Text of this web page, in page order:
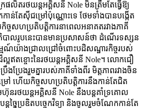
ផលិតរថយន្តអគ្គិសនី Nole មិនត្រឹមតែធ្វើឱ្យ
កាន់តែស៊ីជម្រៅប៉ុណ្ណោះទេ ថែមទាំងបានបង្កើត
ច្ចសហប្រតិបត្តិការនាពេលអនាគតរវាងភាគី
ភិបាលរូបនេះបានមានប្រសាសន៍ថា ដំណើរទស្សន
រម្មណ៍យ៉ាងជ្រាលជ្រៅចំពោះបដិសណ្ឋារកិច្ចរបស់
ឥតខ្ចោះនៃរថយន្តអគ្គិសនី Nole។ លោកជឿ
ប្រែងរួមគ្នារបស់ភាគីទាំងពីរ មិត្តភាពរវាងចិន
ៅ ហើយកិច្ចសហប្រតិបត្តិការនឹងកាន់តែជិត
ហ៊ុនរថយន្តអគ្គិសនី Nole នឹងបន្តគាំទ្រគោល
បន្តច្នៃប្រឌិតបច្ចេកវិទ្យា និងចូលរួមចំណែកកាន់តែ